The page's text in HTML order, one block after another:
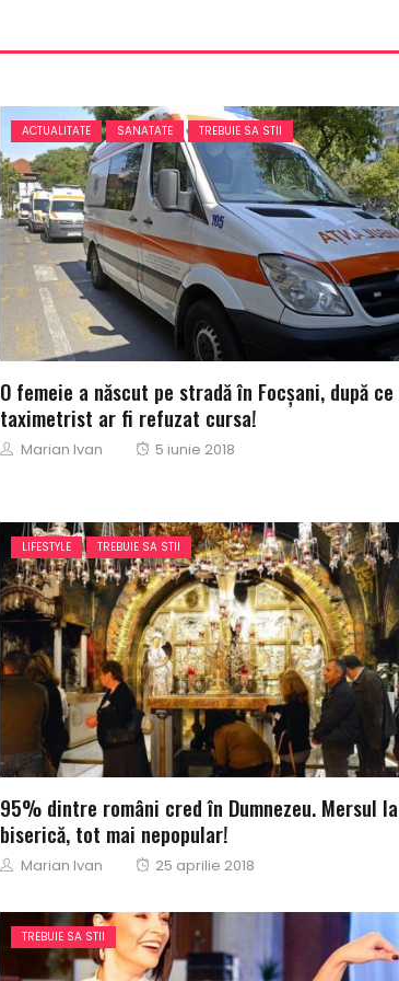
ACTUALITATE SANATATE TREBUIE SA STII
O femeie a născut pe stradă în Focșani, după ce
taximetrist ar fi refuzat cursa!
Author
Marian Ivan
Posted
5 iunie 2018
LIFESTYLE TREBUIE SA STII
95% dintre români cred în Dumnezeu. Mersul la
biserică, tot mai nepopular!
Author
Marian Ivan
Posted
25 aprilie 2018
TREBUIE SA STII